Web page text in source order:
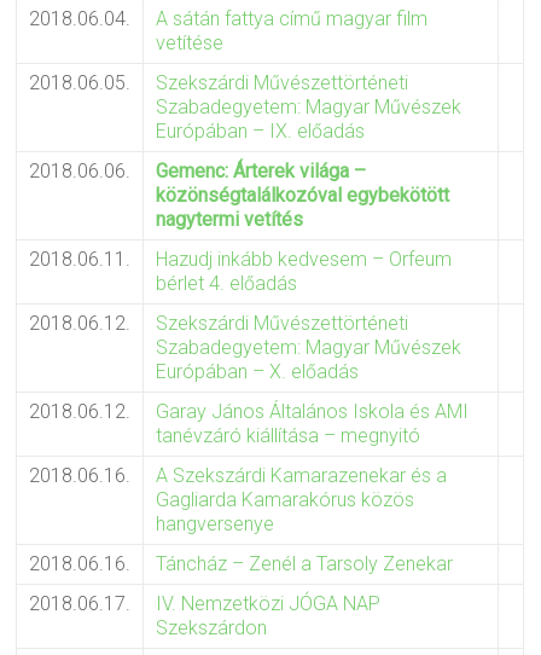
2018.06.04.
A sátán fattya című magyar film
vetítése
2018.06.05.
Szekszárdi Művészettörténeti
Szabadegyetem: Magyar Művészek
Európában – IX. előadás
2018.06.06.
Gemenc: Árterek világa –
közönségtalálkozóval egybekötött
nagytermi vetítés
2018.06.11.
Hazudj inkább kedvesem – Orfeum
bérlet 4. előadás
2018.06.12.
Szekszárdi Művészettörténeti
Szabadegyetem: Magyar Művészek
Európában – X. előadás
2018.06.12.
Garay János Általános Iskola és AMI
tanévzáró kiállítása – megnyitó
2018.06.16.
A Szekszárdi Kamarazenekar és a
Gagliarda Kamarakórus közös
hangversenye
2018.06.16.
Táncház – Zenél a Tarsoly Zenekar
2018.06.17.
IV. Nemzetközi JÓGA NAP
Szekszárdon